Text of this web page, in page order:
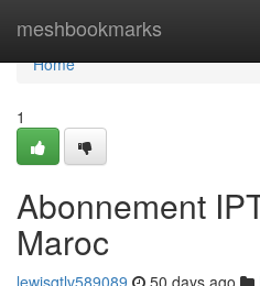
meshbookmarks
Home
Home
1
Abonnement
Maroc
lewisqtlv589089 50 days ago